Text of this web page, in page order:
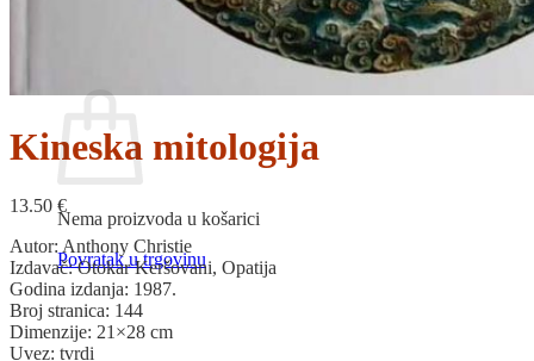
Povratak u trgovinu
Nema proizvoda u košarici
Povratak u trgovinu
Kineska mitologija
13.50 €
Autor: Anthony Christie
Izdavač: Otokar Keršovani, Opatija
Godina izdanja: 1987.
Broj stranica: 144
Dimenzije: 21×28 cm
Uvez: tvrdi